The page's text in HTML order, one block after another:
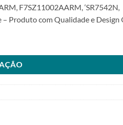
F7SZ11002AARM, ‘SR7542N,
Produto com Qualidade e Design